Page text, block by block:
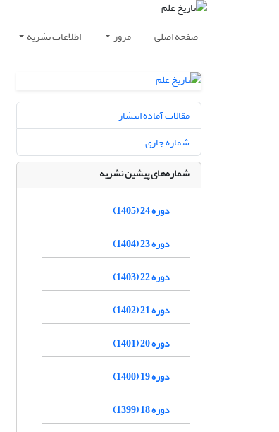
صفحه اصلی مرور اطلاعات نشریه
مقالات آماده انتشار
شماره جاری
شماره‌های پیشین نشریه
دوره 24 (1405)
دوره 23 (1404)
دوره 22 (1403)
دوره 21 (1402)
دوره 20 (1401)
دوره 19 (1400)
دوره 18 (1399)